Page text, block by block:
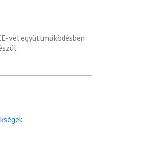
vel együttműködésben